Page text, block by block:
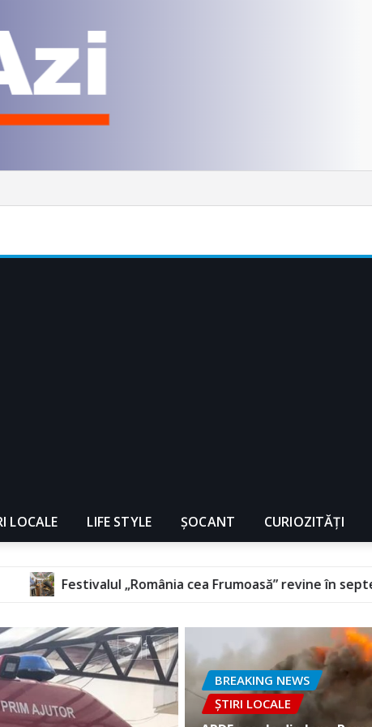
LOCALE LIFE STYLE ȘOCANT CURIOZITĂȚI
cea Frumoasă” revine în septembrie, la Florești
BREAKING NEWS
ȘTIRI LOCALE